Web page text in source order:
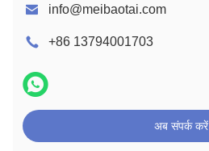
info@meibaotai.com
+86 13794001703
अब संपर्क करें